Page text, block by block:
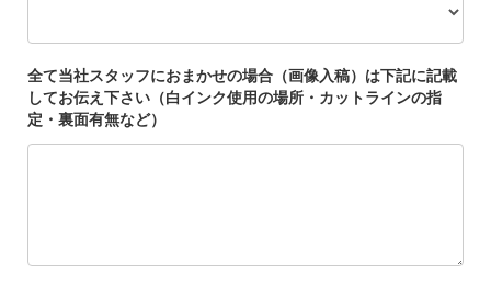
全て当社スタッフにおまかせの場合（画像入稿）は下記に記載
してお伝え下さい（白インク使用の場所・カットラインの指
定・裏面有無など）